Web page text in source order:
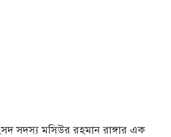
সদস্য মসিউর রহমান রাঙ্গার এক